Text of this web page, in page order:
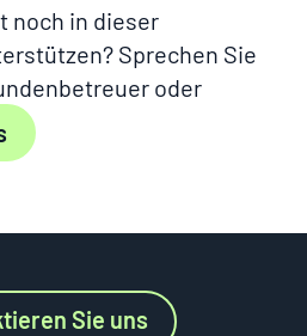
noch in dieser
Sprechen Sie
oder
Sie uns